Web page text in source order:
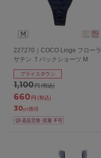
227270｜COCO Linge フローラ
サテン Ｔバックショーツ M
1,100円(税込)
プライスダウン
660円 (税込)
30pt獲得